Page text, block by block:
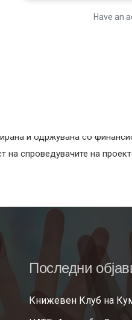
Have an
и одржувана со
на спроведувачите на
Последни
Книжевен Клуб на